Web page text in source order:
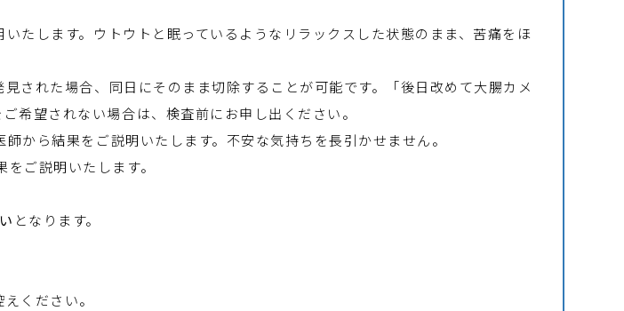
いたします。ウトウトと眠っているようなリラックスした状態のまま、苦痛をほ
された場合、同日にそのまま切除することが可能です。「後日改めて大腸カメ
希望されない場合は、検査前にお申し出ください。
から結果をご説明いたします。不安な気持ちを長引かせません。
ご説明いたします。
となります。
ください。